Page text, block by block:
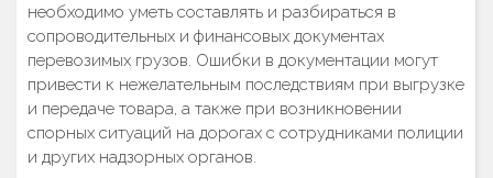
необходимо уметь составлять и разбираться в
сопроводительных и финансовых документах
перевозимых грузов. Ошибки в документации могут
привести к нежелательным последствиям при выгрузке
и передаче товара, а также при возникновении
спорных ситуаций на дорогах с сотрудниками полиции
и других надзорных органов.